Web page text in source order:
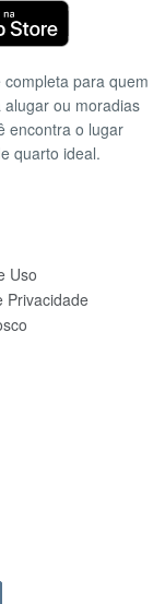
para quem
ou moradias
encontra o lugar
quarto ideal.
Uso
Privacidade